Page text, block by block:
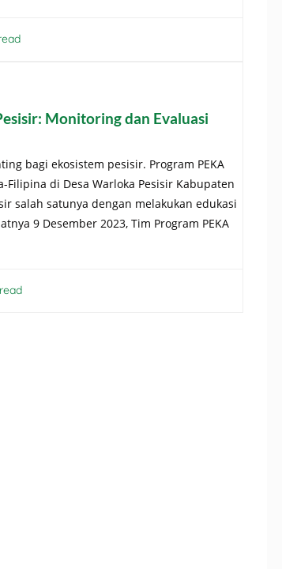
Monitoring dan Evaluasi
bagi ekosistem pesisir. Program PEKA
di Desa Warloka Pesisir Kabupaten
salah satunya dengan melakukan edukasi
9 Desember 2023, Tim Program PEKA